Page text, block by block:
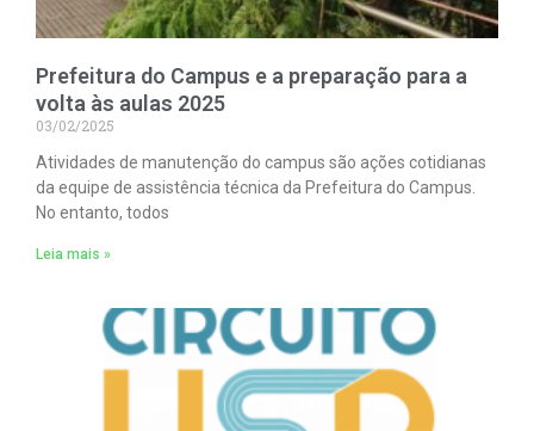
Prefeitura do Campus e a preparação para a
volta às aulas 2025
03/02/2025
Atividades de manutenção do campus são ações cotidianas
da equipe de assistência técnica da Prefeitura do Campus.
No entanto, todos
Leia mais »